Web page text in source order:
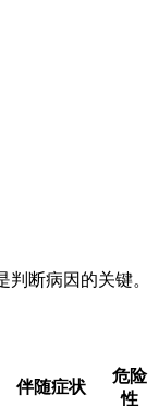
断病因的关键。
伴随症状
危险
性